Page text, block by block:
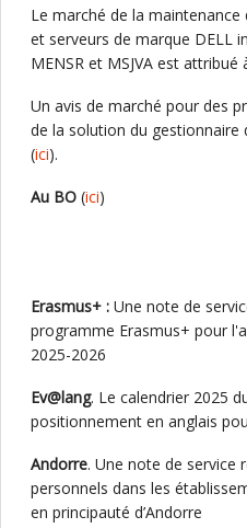
Le marché de la
et serveurs de marque DELL
MENSR et MSJVA est attribué
Un avis de marché pour des
de la solution du gestionnaire
(ici).
Au BO (ici)
Erasmus+ : Une note de
programme Erasmus+ pour
2025-2026
Ev@lang. Le calendrier 2025
positionnement en anglais
Andorre. Une note de service
personnels dans les
en principauté d’Andorre